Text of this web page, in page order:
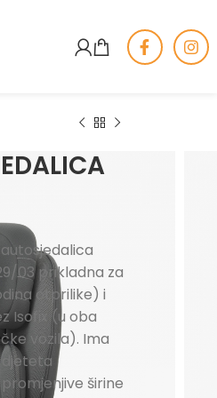
03 prikladna za
otprilike) i
Isofix (u oba
vozila). Ima
djeteta
širine